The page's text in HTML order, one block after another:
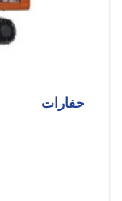
حفارات